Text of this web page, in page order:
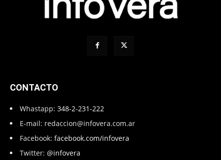
CONTACTO
Whastapp: 348-2-231-222
E-mail: redaccion@infovera.com.ar
Facebook: facebook.com/infovera
Twitter: @infovera